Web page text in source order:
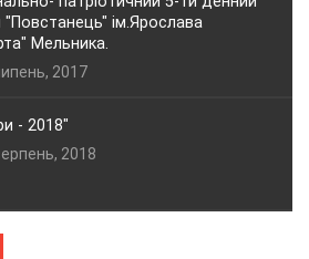
"Повстанець" ім.Ярослава
Мельника.
2017
- 2018"
2018